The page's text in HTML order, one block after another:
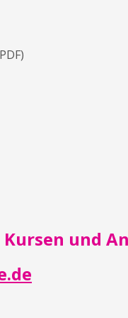
und